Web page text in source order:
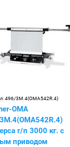
496/3M.4(OMA542R.4)
OMA
г/п 3000 кг. с
приводом